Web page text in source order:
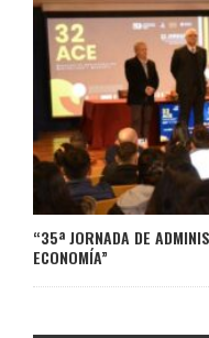
“35ª JORNADA DE
ECONOMÍA”